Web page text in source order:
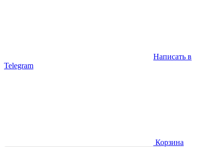
Написать в
Telegram
Корзина